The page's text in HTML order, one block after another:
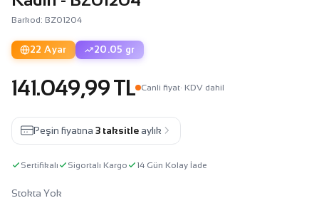
Barkod: BZ01204
22 Ayar 20.05 gr
141.049,99 TL Canli fiyat· KDV dahil
Peşin fiyatına 3 taksitle aylık
Sertifikalı Sigortalı Kargo 14 Gün Kolay İade
Stokta Yok